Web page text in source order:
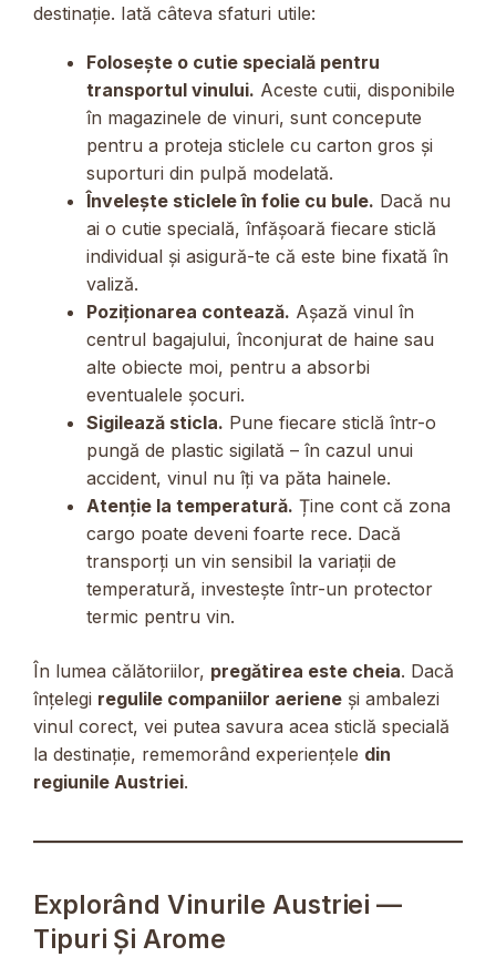
destinație. Iată câteva sfaturi utile:
Folosește o cutie specială pentru
transportul vinului. Aceste cutii, disponibile
în magazinele de vinuri, sunt concepute
pentru a proteja sticlele cu carton gros și
suporturi din pulpă modelată.
Învelește sticlele în folie cu bule. Dacă nu
ai o cutie specială, înfășoară fiecare sticlă
individual și asigură-te că este bine fixată în
valiză.
Poziționarea contează. Așază vinul în
centrul bagajului, înconjurat de haine sau
alte obiecte moi, pentru a absorbi
eventualele șocuri.
Sigilează sticla. Pune fiecare sticlă într-o
pungă de plastic sigilată – în cazul unui
accident, vinul nu îți va păta hainele.
Atenție la temperatură. Ține cont că zona
cargo poate deveni foarte rece. Dacă
transporți un vin sensibil la variații de
temperatură, investește într-un protector
termic pentru vin.
În lumea călătoriilor, pregătirea este cheia. Dacă
înțelegi regulile companiilor aeriene și ambalezi
vinul corect, vei putea savura acea sticlă specială
la destinație, rememorând experiențele din
regiunile Austriei.
Explorând Vinurile Austriei —
Tipuri Și Arome